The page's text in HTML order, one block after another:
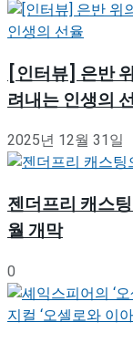
[인터뷰] 은반
려내는 인생의
2025년 12월 31일
젠더프리 캐스
월 개막
0